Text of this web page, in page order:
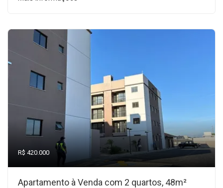
R$ 420.000
Apartamento à Venda com 2 quartos, 48m²